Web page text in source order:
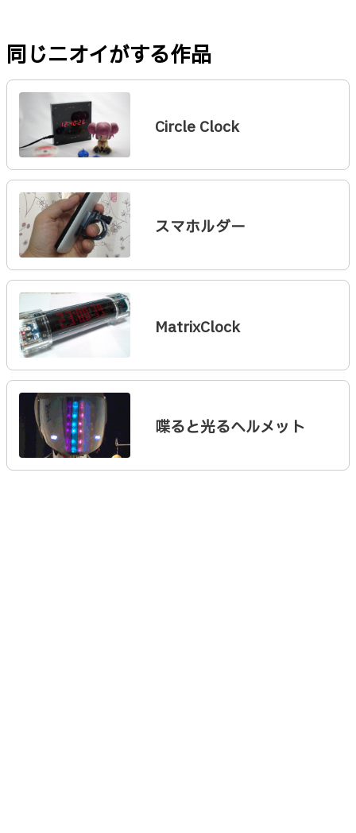
同じニオイがする作品
Circle Clock
スマホルダー
MatrixClock
喋ると光るヘルメット